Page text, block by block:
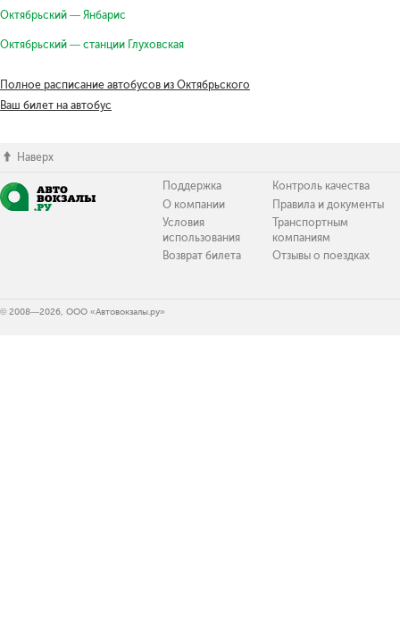
Октябрьский — Янбарис
Октябрьский — станции Глуховская
Полное расписание автобусов из Октябрьского
Ваш билет на автобус
Наверх
Поддержка
О компании
Условия
использования
Возврат билета
Контроль качества
Правила и документы
Транспортным
компаниям
Отзывы о поездках
© 2008—2026, ООО «Автовокзалы.ру»